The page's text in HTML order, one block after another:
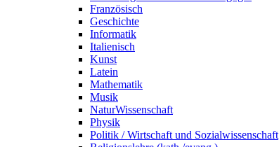
Französisch
Geschichte
Informatik
Italienisch
Kunst
Latein
Mathematik
Musik
NaturWissenschaft
Physik
Politik / Wirtschaft und Sozialwissenschaft